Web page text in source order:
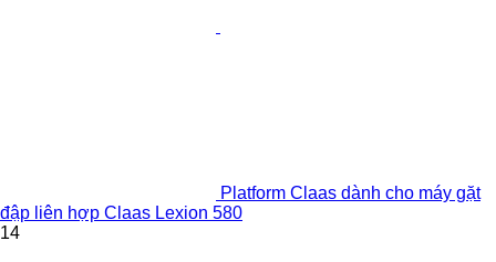
Platform Claas dành cho máy gặt
đập liên hợp Claas Lexion 580
14